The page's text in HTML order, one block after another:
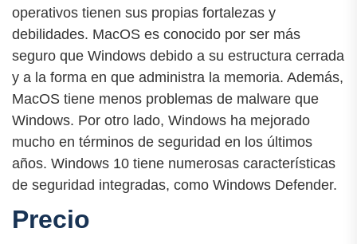
operativos tienen sus propias fortalezas y
debilidades. MacOS es conocido por ser más
seguro que Windows debido a su estructura cerrada
y a la forma en que administra la memoria. Además,
MacOS tiene menos problemas de malware que
Windows. Por otro lado, Windows ha mejorado
mucho en términos de seguridad en los últimos
años. Windows 10 tiene numerosas características
de seguridad integradas, como Windows Defender.
Precio